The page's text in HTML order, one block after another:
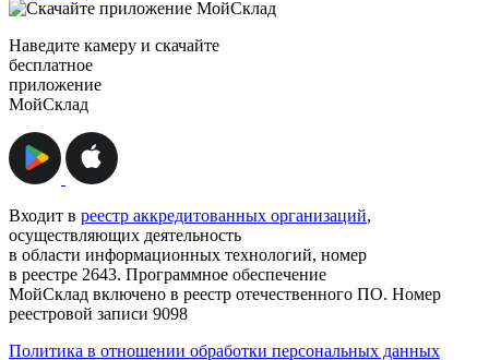
Наведите камеру и скачайте
бесплатное
приложение
МойСклад
Входит в реестр аккредитованных организаций,
осуществляющих деятельность
в области информационных технологий, номер
в реестре 2643. Программное обеспечение
МойСклад включено в реестр отечественного ПО. Номер
реестровой записи 9098
Политика в отношении обработки персональных данных